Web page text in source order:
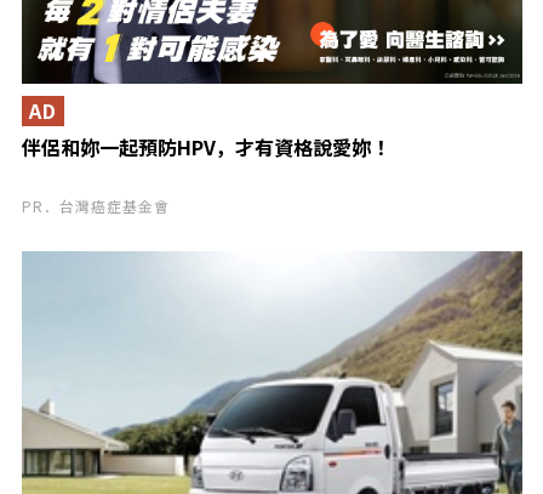
伴侶和妳一起預防HPV，才有資格說愛妳！
AD
PR．台灣癌症基金會